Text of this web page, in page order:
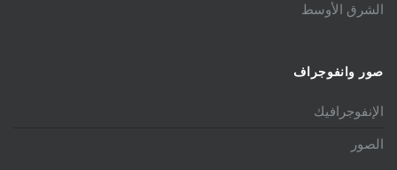
الشرق الأوسط
صور وانفوجراف
الإنفوجرافيك
الصور